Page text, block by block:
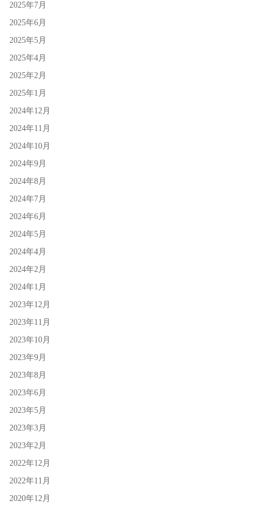
2025年7月
2025年6月
2025年5月
2025年4月
2025年2月
2025年1月
2024年12月
2024年11月
2024年10月
2024年9月
2024年8月
2024年7月
2024年6月
2024年5月
2024年4月
2024年2月
2024年1月
2023年12月
2023年11月
2023年10月
2023年9月
2023年8月
2023年6月
2023年5月
2023年3月
2023年2月
2022年12月
2022年11月
2020年12月